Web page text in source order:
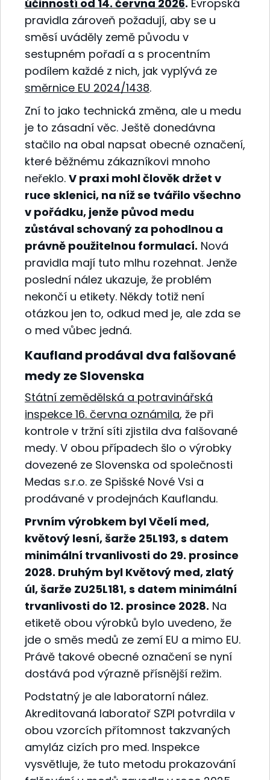
účinností od 14. června 2026. Evropská
pravidla zároveň požadují, aby se u
směsí uváděly země původu v
sestupném pořadí a s procentním
podílem každé z nich, jak vyplývá ze
směrnice EU 2024/1438.
Zní to jako technická změna, ale u medu
je to zásadní věc. Ještě donedávna
stačilo na obal napsat obecné označení,
které běžnému zákazníkovi mnoho
neřeklo. V praxi mohl člověk držet v
ruce sklenici, na níž se tvářilo všechno
v pořádku, jenže původ medu
zůstával schovaný za pohodlnou a
právně použitelnou formulací. Nová
pravidla mají tuto mlhu rozehnat. Jenže
poslední nález ukazuje, že problém
nekončí u etikety. Někdy totiž není
otázkou jen to, odkud med je, ale zda se
o med vůbec jedná.
Kaufland prodával dva falšované
medy ze Slovenska
Státní zemědělská a potravinářská
inspekce 16. června oznámila, že při
kontrole v tržní síti zjistila dva falšované
medy. V obou případech šlo o výrobky
dovezené ze Slovenska od společnosti
Medas s.r.o. ze Spišské Nové Vsi a
prodávané v prodejnách Kauflandu.
Prvním výrobkem byl Včelí med,
květový lesní, šarže 25L193, s datem
minimální trvanlivosti do 29. prosince
2028. Druhým byl Květový med, zlatý
úl, šarže ZU25L181, s datem minimální
trvanlivosti do 12. prosince 2028. Na
etiketě obou výrobků bylo uvedeno, že
jde o směs medů ze zemí EU a mimo EU.
Právě takové obecné označení se nyní
dostává pod výrazně přísnější režim.
Podstatný je ale laboratorní nález.
Akreditovaná laboratoř SZPI potvrdila v
obou vzorcích přítomnost takzvaných
amyláz cizích pro med. Inspekce
vysvětluje, že tuto metodu prokazování